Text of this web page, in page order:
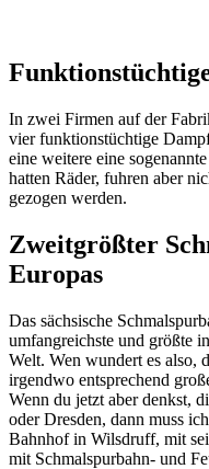
In zwei Firmen auf der
vier funktionstüchtige
eine weitere eine
hatten Räder, fuhren aber
gezogen werden.
Zweitgrößter
Europas
Das sächsische
umfangreichste und größte
Welt. Wen wundert es also,
irgendwo entsprechend
Wenn du jetzt aber denkst,
oder Dresden, dann muss
Bahnhof in Wilsdruff, mit
mit Schmalspurbahn- und